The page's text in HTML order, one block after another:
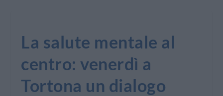
La salute mentale al
centro: venerdì a
Tortona un dialogo